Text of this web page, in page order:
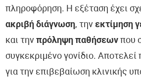
πληροφόρηση. Η εξέταση έχει
ακριβή διάγνωση, τηνεκτίμηση
και τηνπρόληψη παθήσεων που
συγκεκριμένο γονίδιο. Αποτελεί
για την επιβεβαίωση κλινικής